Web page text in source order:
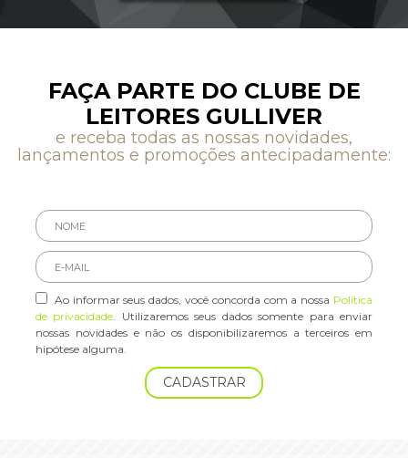
FAÇA PARTE DO CLUBE DE
LEITORES GULLIVER
e receba todas as nossas novidades,
lançamentos e promoções antecipadamente:
Ao informar seus dados, você concorda com a nossa Política
de privacidade. Utilizaremos seus dados somente para enviar
nossas novidades e não os disponibilizaremos a terceiros em
hipótese alguma.
CADASTRAR